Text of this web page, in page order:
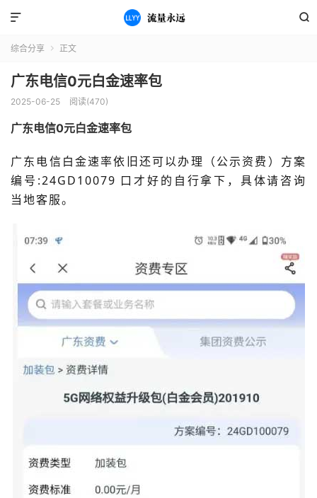


综合分享  正文
广东电信0元白金速率包
2025-06-25 阅读(470)
广东电信0元白金速率包
广东电信白金速率依旧还可以办理（公示资费）方案
编号:24GD10079 口才好的自行拿下，具体请咨询
当地客服。